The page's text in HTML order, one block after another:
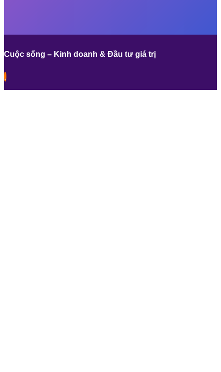
Cuộc sống – Kinh doanh & Đầu tư giá trị
.